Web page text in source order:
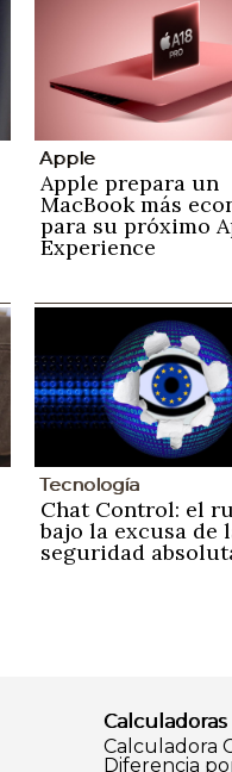
Apple
Apple prepara un
MacBook más
para su próximo
Experience
Tecnología
Chat Control: el
bajo la excusa de
seguridad
Calculadoras
Calculadora
Diferencia